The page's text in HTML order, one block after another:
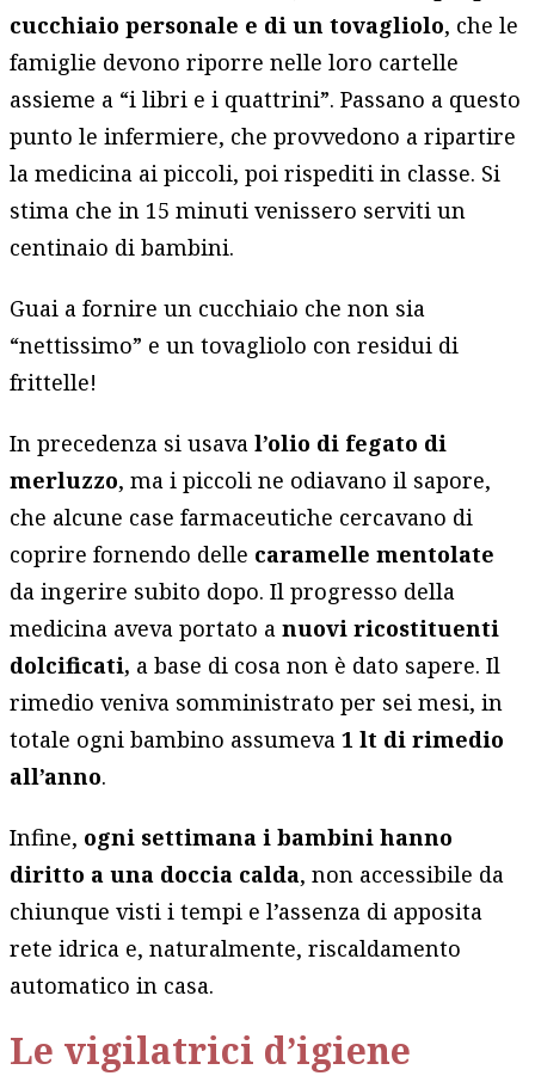
cucchiaio personale e di un tovagliolo, che le
famiglie devono riporre nelle loro cartelle
assieme a “i libri e i quattrini”. Passano a questo
punto le infermiere, che provvedono a ripartire
la medicina ai piccoli, poi rispediti in classe. Si
stima che in 15 minuti venissero serviti un
centinaio di bambini.
Guai a fornire un cucchiaio che non sia
“nettissimo” e un tovagliolo con residui di
frittelle!
In precedenza si usava l’olio di fegato di
merluzzo, ma i piccoli ne odiavano il sapore,
che alcune case farmaceutiche cercavano di
coprire fornendo delle caramelle mentolate
da ingerire subito dopo. Il progresso della
medicina aveva portato anuovi ricostituenti
dolcificati, a base di cosa non è dato sapere. Il
rimedio veniva somministrato per sei mesi, in
totale ogni bambino assumeva1 lt di rimedio
all’anno.
Infine, ogni settimana i bambini hanno
diritto a una doccia calda, non accessibile da
chiunque visti i tempi e l’assenza di apposita
rete idrica e, naturalmente, riscaldamento
automatico in casa.
Le vigilatrici d’igiene